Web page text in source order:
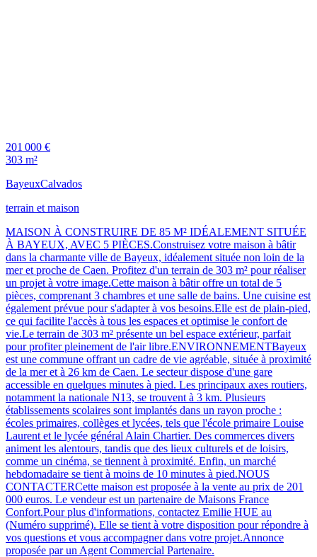
201 000 €
303 m²
BayeuxCalvados
terrain et maison
MAISON À CONSTRUIRE DE 85 M² IDÉALEMENT SITUÉE
À BAYEUX, AVEC 5 PIÈCES.Construisez votre maison à bâtir
dans la charmante ville de Bayeux, idéalement située non loin de la
mer et proche de Caen. Profitez d'un terrain de 303 m² pour réaliser
un projet à votre image.Cette maison à bâtir offre un total de 5
pièces, comprenant 3 chambres et une salle de bains. Une cuisine est
également prévue pour s'adapter à vos besoins.Elle est de plain-pied,
ce qui facilite l'accès à tous les espaces et optimise le confort de
vie.Le terrain de 303 m² présente un bel espace extérieur, parfait
pour profiter pleinement de l'air libre.ENVIRONNEMENTBayeux
est une commune offrant un cadre de vie agréable, située à proximité
de la mer et à 26 km de Caen. Le secteur dispose d'une gare
accessible en quelques minutes à pied. Les principaux axes routiers,
notamment la nationale N13, se trouvent à 3 km. Plusieurs
établissements scolaires sont implantés dans un rayon proche :
écoles primaires, collèges et lycées, tels que l'école primaire Louise
Laurent et le lycée général Alain Chartier. Des commerces divers
animent les alentours, tandis que des lieux culturels et de loisirs,
comme un cinéma, se tiennent à proximité. Enfin, un marché
hebdomadaire se tient à moins de 10 minutes à pied.NOUS
CONTACTERCette maison est proposée à la vente au prix de 201
000 euros. Le vendeur est un partenaire de Maisons France
Confort.Pour plus d'informations, contactez Emilie HUE au
(Numéro supprimé). Elle se tient à votre disposition pour répondre à
vos questions et vous accompagner dans votre projet.Annonce
proposée par un Agent Commercial Partenaire.